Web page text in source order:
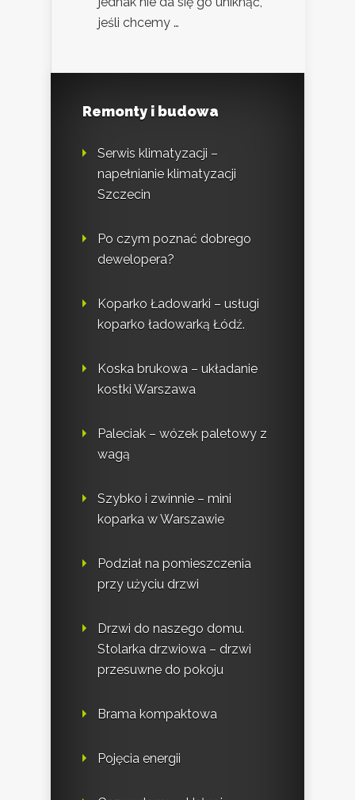
jeśli chcemy …
Remonty i budowa
Serwis klimatyzacji –
napełnianie klimatyzacji
Szczecin
Po czym poznać dobrego
dewelopera?
Koparko Ładowarki – usługi
koparko ładowarką Łódź.
Koska brukowa – układanie
kostki Warszawa
Paleciak – wózek paletowy z
wagą
Szybko i zwinnie – mini
koparka w Warszawie
Podział na pomieszczenia
przy użyciu drzwi
Drzwi do naszego domu.
Stolarka drzwiowa – drzwi
przesuwne do pokoju
Brama kompaktowa
Pojęcia energii